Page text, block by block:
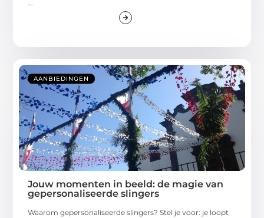
...
AANBIEDINGEN
Jouw momenten in beeld: de magie van
gepersonaliseerde slingers
Waarom gepersonaliseerde slingers? Stel je voor: je loopt